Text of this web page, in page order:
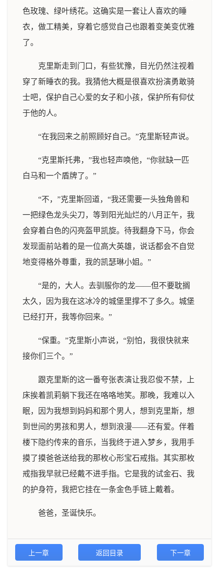
色玫瑰、绿叶绣花。这确实是一套让人喜欢的睡
衣，做工精美，穿着它感觉自己也跟着变美变优雅
了。
克里斯走到门口，有些犹豫，目光仍然注视着
穿了新睡衣的我。我猜他大概是很喜欢扮演勇敢骑
士吧，保护自己心爱的女子和小孩，保护所有仰仗
于他的人。
“在我回来之前照顾好自己。”克里斯轻声说。
“克里斯托弗，”我也轻声唤他，“你就缺一匹
白马和一个盾牌了。”
“不，”克里斯回道，“我还需要一头独角兽和
一把绿色龙头尖刀，等到阳光灿烂的八月正午，我
会穿着白色的闪亮盔甲凯旋。待我翻身下马，你会
发现面前站着的是一位高大英雄，说话都会不自觉
地变得格外尊重，我的凯瑟琳小姐。”
“是的，大人。去驯服你的龙——但不要耽搁
太久，因为我在这冰冷的城堡里撑不了多久。城堡
已经打开，我等你回来。”
“保重。”克里斯小声说，“别怕，我很快就来
接你们三个。”
跟克里斯的这一番夸张表演让我忍俊不禁，上
床挨着凯莉躺下我还在咯咯地笑。那晚，我难以入
眠，因为我想到妈妈和那个男人，想到克里斯，想
到世间的男孩和男人，想到浪漫——还有爱。伴着
楼下隐约传来的音乐，当我终于进入梦乡，我用手
摸了摸爸爸送给我的那枚心形宝石戒指。其实那枚
戒指我早就已经戴不进手指。它是我的试金石、我
的护身符，我把它挂在一条金色手链上戴着。
爸爸，圣诞快乐。
上一章 返回目录 下一章